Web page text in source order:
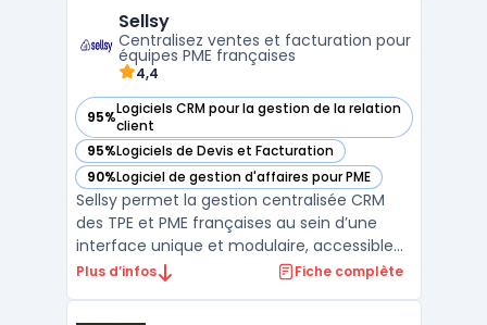
communauté de développeurs open
source, offre une flexibilité inégalée, p ...
Sellsy
Centralisez ventes et facturation pour
équipes PME françaises
4,4
95%Logiciels CRM pour la gestion de la relation
client
— voir Sellsy dans cette catégorie
95%Logiciels de Devis et Facturation
— voir Sellsy dans cette catégorie
90%Logiciel de gestion d'affaires pour PME
— voir Sellsy dans cette catégorie
Sellsy permet la gestion centralisée CRM
des TPE et PME françaises au sein d’une
interface unique et modulaire, accessible
en cloud, mobile et API. La problématique
Plus d’infos Fiche complète